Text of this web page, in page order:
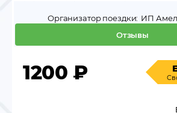
Отзывы
Организатор поездки: ИП
1200 ₽